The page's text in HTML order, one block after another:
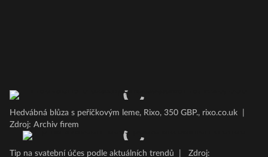
Hedvábná blůza s peříčkovým leme, Rixo, 350 GBP., rixo.co.uk
Zdroj: Archiv firem
Tip na svatební účes podle aktuálních trendů Zdroj: